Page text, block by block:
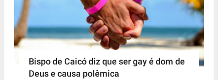
Bispo de Caicó diz que ser gay é dom de
Deus e causa polêmica